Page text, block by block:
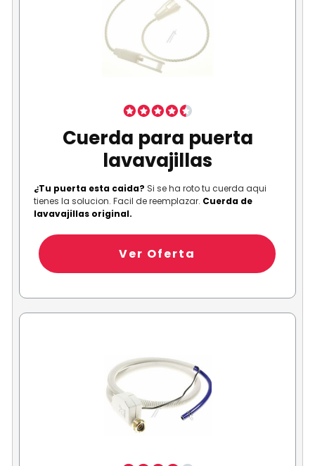
Cuerda para puerta
lavavajillas
¿Tu puerta esta caida? Si se ha roto tu cuerda aqui
tienes la solucion. Facil de reemplazar. Cuerda de
lavavajillas original.
Ver Oferta